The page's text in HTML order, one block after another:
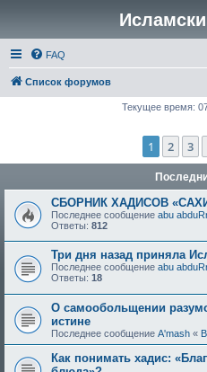
FAQ
Список форумов
Текущее время:
1 2 3
СБОРНИК ХАДИСОВ
Последнее сообщение abu
Ответы: 812
Три дня назад приняла
Последнее сообщение abu
Ответы: 18
О самообольщении
истине
Последнее сообщение A'mash «
Как понимать хадис: